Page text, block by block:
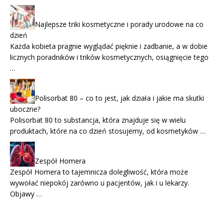
Najlepsze triki kosmetyczne i porady urodowe na co
dzień
Każda kobieta pragnie wyglądać pięknie i zadbanie, a w dobie
licznych poradników i trików kosmetycznych, osiągnięcie tego
…
Polisorbat 80 – co to jest, jak działa i jakie ma skutki
uboczne?
Polisorbat 80 to substancja, która znajduje się w wielu
produktach, które na co dzień stosujemy, od kosmetyków …
Zespół Homera
Zespół Homera to tajemnicza dolegliwość, która może
wywołać niepokój zarówno u pacjentów, jak i u lekarzy.
Objawy …